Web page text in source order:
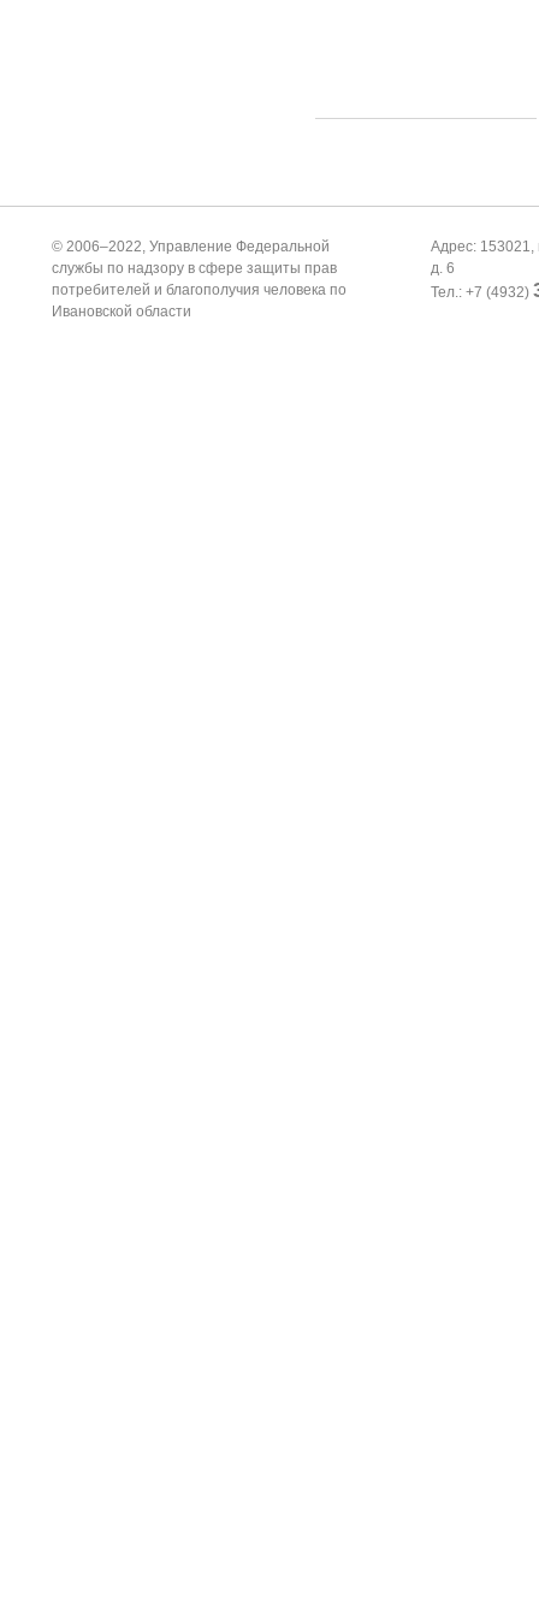
© 2006–2022, Управление Федеральной
службы по надзору в сфере защиты прав
потребителей и благополучия человека по
Ивановской области
Адрес: 153021,
д. 6
Тел.: +7 (4932)